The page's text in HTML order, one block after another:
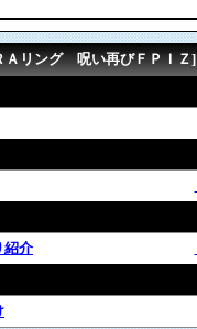
Ａリング 呪い再びＦＰＩＺ]
紹介